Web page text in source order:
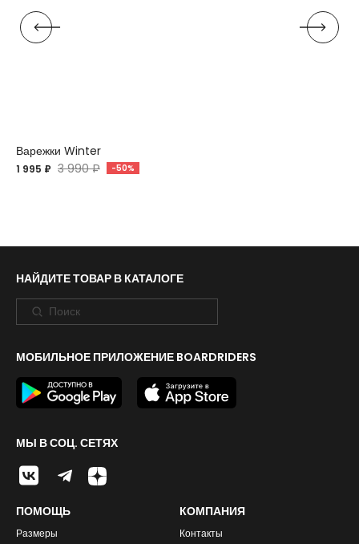
Варежки Winter
1 995 ₽ 3 990 ₽ -50%
НАЙДИТЕ ТОВАР В КАТАЛОГЕ
МОБИЛЬНОЕ ПРИЛОЖЕНИЕ BOARDRIDERS
МЫ В СОЦ. СЕТЯХ
ПОМОЩЬ
Размеры
КОМПАНИЯ
Контакты